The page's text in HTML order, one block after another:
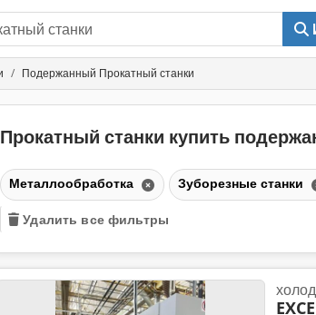
Подержанный Прокатный станки
Прокатный станки купить
Металлообработка Зуборезные станки
Удалить все фильтры